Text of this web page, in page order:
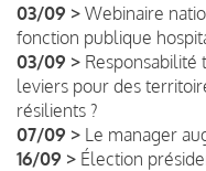
03/09 > Webinaire
fonction publique
03/09 > Responsabilité
leviers pour des
résilients ?
07/09 > Le manager
16/09 > Élection